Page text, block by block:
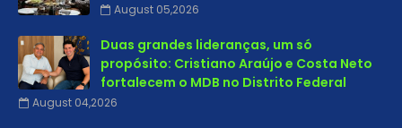
August 05,2026
Duas grandes lideranças, um só
propósito: Cristiano Araújo e Costa Neto
fortalecem o MDB no Distrito Federal
August 04,2026